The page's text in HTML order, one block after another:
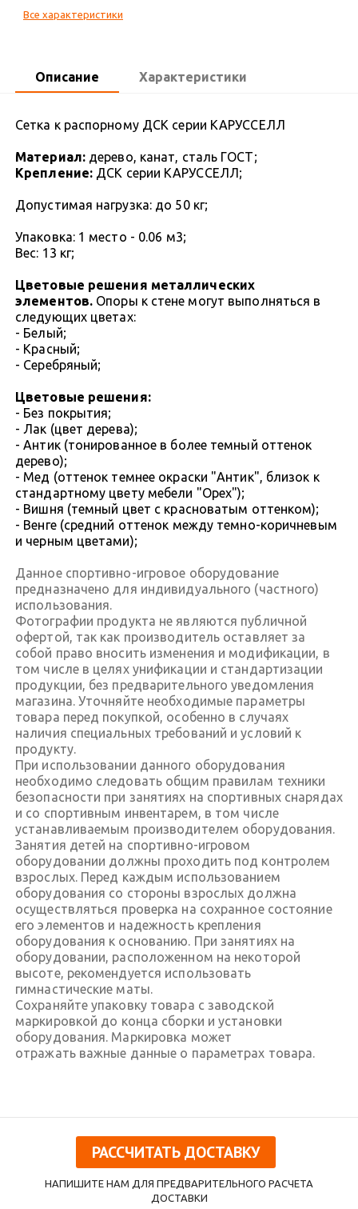
Все характеристики
Описание Характеристики
Сетка к распорному ДСК серии КАРУССЕЛЛ
Материал:дерево, канат, сталь ГОСТ;
Крепление: ДСК серии КАРУССЕЛЛ;
Допустимая нагрузка: до 50 кг;
Упаковка: 1 место - 0.06 м3;
Вес: 13 кг;
Цветовые решения металлических
элементов. Опоры к стене могут выполняться в
следующих цветах:
- Белый;
- Красный;
- Серебряный;
Цветовые решения:
- Без покрытия;
- Лак (цвет дерева);
- Антик (тонированное в более темный оттенок
дерево);
- Мед (оттенок темнее окраски "Антик", близок к
стандартному цвету мебели "Орех");
- Вишня (темный цвет с красноватым оттенком);
- Венге (средний оттенок между темно-коричневым
и черным цветами);
Данное спортивно-игровое оборудование
предназначено для индивидуального (частного)
использования.
Фотографии продукта не являются публичной
офертой, так как производитель оставляет за
собой право вносить изменения и модификации, в
том числе в целях унификации и стандартизации
продукции, без предварительного уведомления
магазина. Уточняйте необходимые параметры
товара перед покупкой, особенно в случаях
наличия специальных требований и условий к
продукту.
При использовании данного оборудования
необходимо следовать общим правилам техники
безопасности при занятиях на спортивных снарядах
и со спортивным инвентарем, в том числе
устанавливаемым производителем оборудования.
Занятия детей на спортивно-игровом
оборудовании должны проходить под контролем
взрослых. Перед каждым использованием
оборудования со стороны взрослых должна
осуществляться проверка на сохранное состояние
его элементов и надежность крепления
оборудования к основанию. При занятиях на
оборудовании, расположенном на некоторой
высоте, рекомендуется использовать
гимнастические маты.
Сохраняйте упаковку товара с заводской
маркировкой до конца сборки и установки
оборудования. Маркировка может
отражать важные данные о параметрах товара.
РАССЧИТАТЬ ДОСТАВКУ
НАПИШИТЕ НАМ ДЛЯ ПРЕДВАРИТЕЛЬНОГО РАСЧЕТА
ДОСТАВКИ